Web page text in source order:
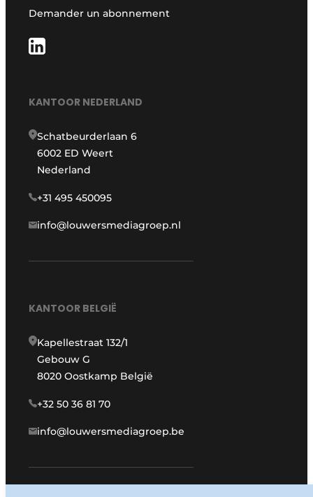
Demander un abonnement
KANTOOR NEDERLAND
Schatbeurderlaan 6
6002 ED Weert
Nederland
+31 495 450095
info@louwersmediagroep.nl
KANTOOR BELGIË
Kapellestraat 132/1
Gebouw G
8020 Oostkamp België
+32 50 36 81 70
info@louwersmediagroep.be